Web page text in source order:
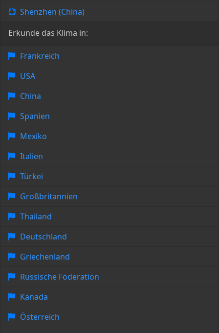
Shenzhen (China)
Erkunde das Klima in:
Frankreich
USA
China
Spanien
Mexiko
Italien
Türkei
Großbritannien
Thailand
Deutschland
Griechenland
Russische Föderation
Kanada
Österreich